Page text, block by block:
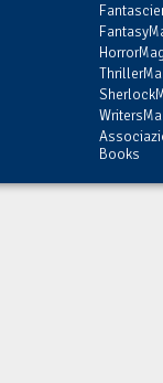
Books